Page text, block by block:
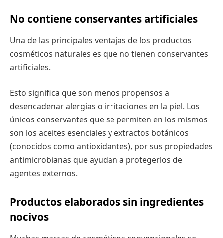
No contiene conservantes artificiales
Una de las principales ventajas de los productos
cosméticos naturales es que no tienen conservantes
artificiales.
Esto significa que son menos propensos a
desencadenar alergias o irritaciones en la piel. Los
únicos conservantes que se permiten en los mismos
son los aceites esenciales y extractos botánicos
(conocidos como antioxidantes), por sus propiedades
antimicrobianas que ayudan a protegerlos de
agentes externos.
Productos elaborados sin ingredientes
nocivos